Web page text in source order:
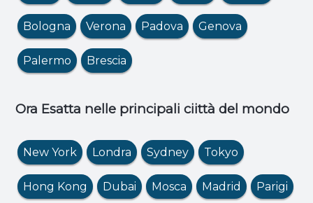
Bologna Verona Padova Genova
Palermo Brescia
Ora Esatta nelle principali ciittà del mondo
New York Londra Sydney Tokyo
Hong Kong Dubai Mosca Madrid Parigi